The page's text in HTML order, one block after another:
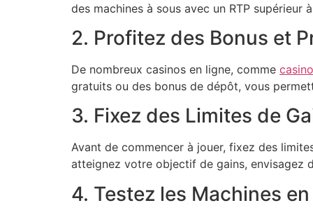
des machines à sous avec un RTP supérieur
2. Profitez des Bonus et
De nombreux casinos en ligne, comme
gratuits ou des bonus de dépôt, vous
3. Fixez des Limites de
Avant de commencer à jouer, fixez des
atteignez votre objectif de gains, envisagez
4. Testez les Machines